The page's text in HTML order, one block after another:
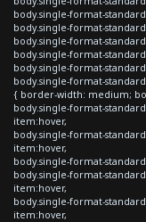
body.single-format-
body.single-format-
body.single-format-
body.single-format-
body.single-format-
body.single-format-
{ border-width: medium;
body.single-format-
item:hover,
body.single-format-
item:hover,
body.single-format-
body.single-format-
item:hover,
body.single-format-
item:hover,